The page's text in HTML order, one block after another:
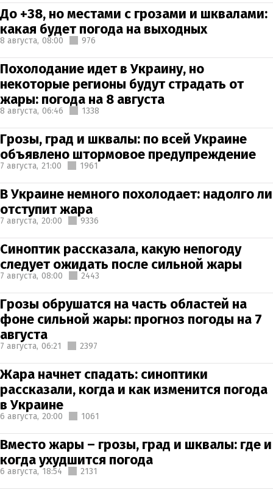
До +38, но местами с грозами и шквалами:
какая будет погода на выходных
8 августа, 08:00 976
Похолодание идет в Украину, но
некоторые регионы будут страдать от
жары: погода на 8 августа
8 августа, 06:46 1338
Грозы, град и шквалы: по всей Украине
объявлено штормовое предупреждение
7 августа, 21:00 1961
В Украине немного похолодает: надолго ли
отступит жара
7 августа, 20:00 9336
Синоптик рассказала, какую непогоду
следует ожидать после сильной жары
7 августа, 08:00 2443
Грозы обрушатся на часть областей на
фоне сильной жары: прогноз погоды на 7
августа
7 августа, 06:21 2397
Жара начнет спадать: синоптики
рассказали, когда и как изменится погода
в Украине
6 августа, 20:00 1061
Вместо жары – грозы, град и шквалы: где и
когда ухудшится погода
6 августа, 18:54 2131